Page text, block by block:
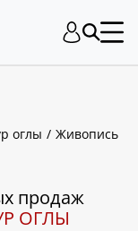
оглы Живопись
продаж
ОГЛЫ